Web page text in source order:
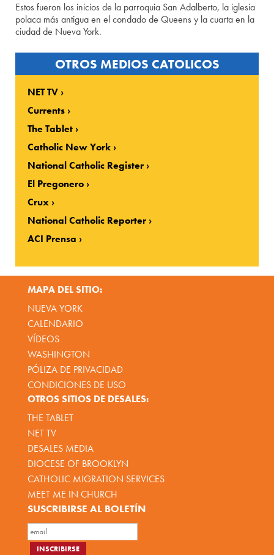
Estos fueron los inicios de la parroquia San Adalberto, la iglesia
polaca más antigua en el condado de Queens y la cuarta en la
ciudad de Nueva York.
OTROS MEDIOS CATOLICOS
NET TV
Currents
The Tablet
Catholic New York
National Catholic Register
El Pregonero
Crux
National Catholic Reporter
ACI Prensa
MAPA DEL SITIO:
NUEVA YORK
CALENDARIO
VÍDEOS
WASHINGTON
PÓLIZA DE PRIVACIDAD
CONDICIONES DE USO
OTROS SITIOS DE DESALES:
THE TABLET
NET TV
DESALES MEDIA
DIOCESE OF BROOKLYN
CATHOLIC MIGRATION SERVICES
MEET ME IN CHURCH
SUSCRIBIRSE AL BOLETÍN